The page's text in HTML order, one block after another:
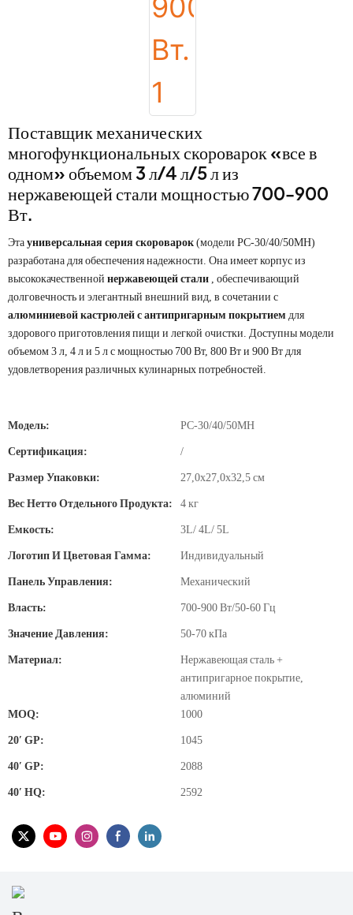
Поставщик механических
многофункциональных скороварок «все в
одном» объемом 3 л/4 л/5 л из
нержавеющей стали мощностью 700-900
Вт.
Этауниверсальная серия скороварок(модели PC-30/40/50MH)
разработана для обеспечения надежности. Она имеет корпус из
высококачественной нержавеющей стали , обеспечивающий
долговечность и элегантный внешний вид, в сочетании с
алюминиевой кастрюлей с антипригарным покрытием для
здорового приготовления пищи и легкой очистки. Доступны модели
объемом 3 л, 4 л и 5 л с мощностью 700 Вт, 800 Вт и 900 Вт для
удовлетворения различных кулинарных потребностей.
Модель: PC-30/40/50MH
Сертификация: /
Размер Упаковки: 27,0х27,0х32,5 см
Вес Нетто Отдельного Продукта: 4 кг
Емкость: 3L/ 4L/ 5L
Логотип И Цветовая Гамма: Индивидуальный
Панель Управления: Механический
Власть: 700-900 Вт/50-60 Гц
Значение Давления: 50-70 кПа
Материал:
Нержавеющая сталь +
антипригарное покрытие,
алюминий
MOQ:
1000
20′ GP: 1045
40′ GP: 2088
40′ HQ: 2592